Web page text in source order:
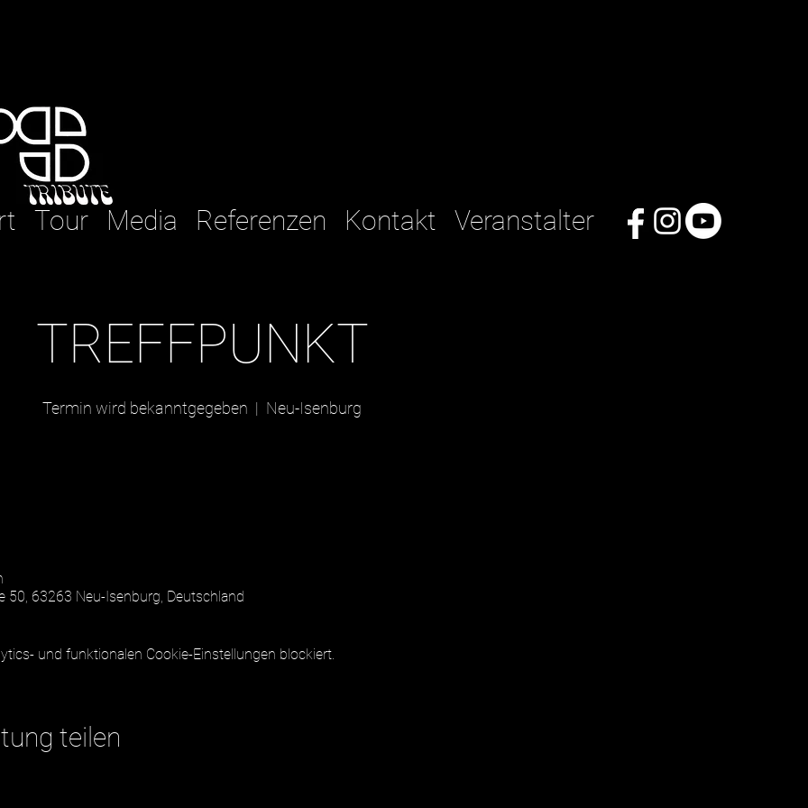
Tour Media Referenzen Kontakt Veranstalter
TREFFPUNKT
Termin wird bekanntgegeben
  |
Neu-Isenburg
50, 63263 Neu-Isenburg, Deutschland
und funktionalen Cookie-Einstellungen blockiert.
teilen